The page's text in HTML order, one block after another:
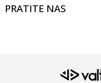
PRATITE NAS